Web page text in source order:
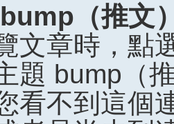
（推文
文章時，點
題 bump（
看不到這個